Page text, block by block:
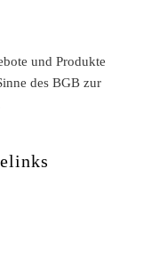
und Produkte
des BGB zur